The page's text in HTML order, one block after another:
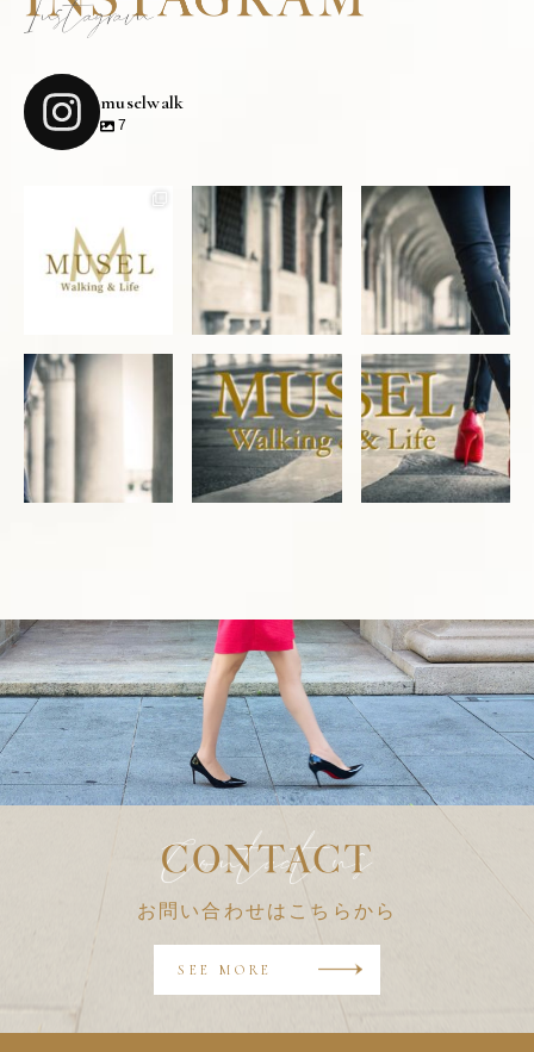
muselwalk
7
浅井香葉子がプロデュ
@asaikayoko
MUSEL Walking
お問い合わせはこちらから
SEE MORE